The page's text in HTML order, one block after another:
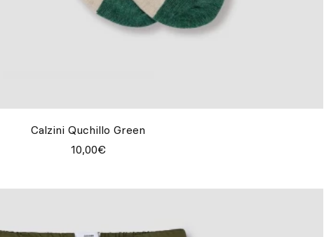
Calzini Quchillo Green
10,00€